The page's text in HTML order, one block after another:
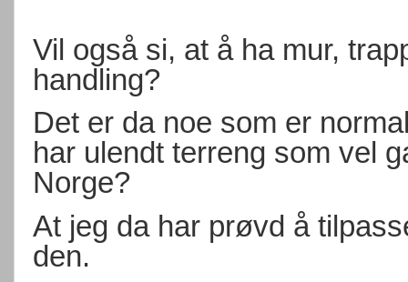
Vil også si, at å ha mur,
handling?
Det er da noe som er
har ulendt terreng som vel
Norge?
At jeg da har prøvd å
den.